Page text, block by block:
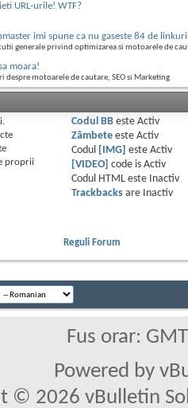
URL-urile! WTF?
imi spune ca nu gaseste 84 de linkuri
generale privind optimizarea si motoarele de
moara!
despre motoarele de cautare, SEO si Marketing
proprii
Codul BBeste Activ
Zâmbeteeste Activ
Codul
[IMG] este Activ
[VIDEO]
code is Activ
Codul HTML este
Inactiv
Trackbacksare
Inactiv
Reguli Forum
Fus orar:
Powered by
© 2026 vBulletin